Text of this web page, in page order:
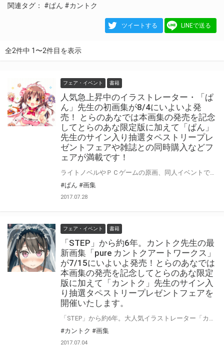
関連タグ： #ぱん #カントク
ツイートする LINEで送る
全2件中 1〜2件目を表示
フェア・イベント 書籍
人気急上昇中のイラストレーター・「ぱ
ん」先生の初画集が8/4にいよいよ発
売！ とらのあなでは本画集の発売を記念
してとらのあな限定版に加えて「ぱん」
先生のサイン入り抽選タペストリープレ
ゼントフェアや雑誌との同時購入などフ
ェアが満載です！
#ぱん #画集
2017.07.28
フェア・イベント 書籍
「STEP」から約6年。カントク先生の最
新画集「pure カントクアートワークス」
が7/15にいよいよ発売！とらのあなでは
本画集の発売を記念してとらのあな限定
版に加えて「カントク」先生のサイン入
り抽選タペストリープレゼントフェアを
開催いたします。
#カントク #画集
2017.07.04